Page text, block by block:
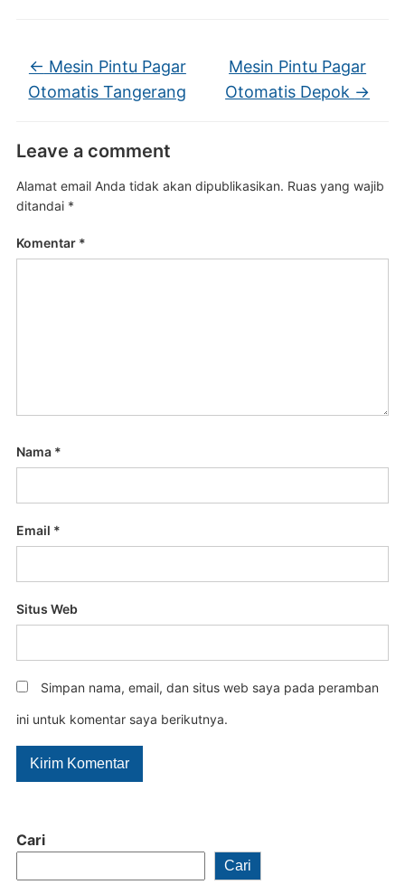
Cari
Cari
← Mesin Pintu Pagar
Otomatis Tangerang
Mesin Pintu Pagar
Otomatis Depok →
Leave a comment
Alamat email Anda tidak akan dipublikasikan. Ruas yang wajib
ditandai *
Komentar *
Nama *
Email *
Situs Web
Simpan nama, email, dan situs web saya pada peramban
ini untuk komentar saya berikutnya.